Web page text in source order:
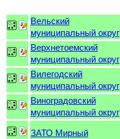
Вельский
муниципальный округ
Верхнетоемский
муниципальный округ
Вилегодский
муниципальный округ
Виноградовский
муниципальный округ
ЗАТО Мирный